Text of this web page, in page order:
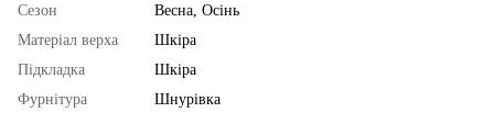
Сезон
Весна, Осінь
Матеріал верха
Шкіра
Підкладка
Шкіра
Фурнітура
Шнурівка